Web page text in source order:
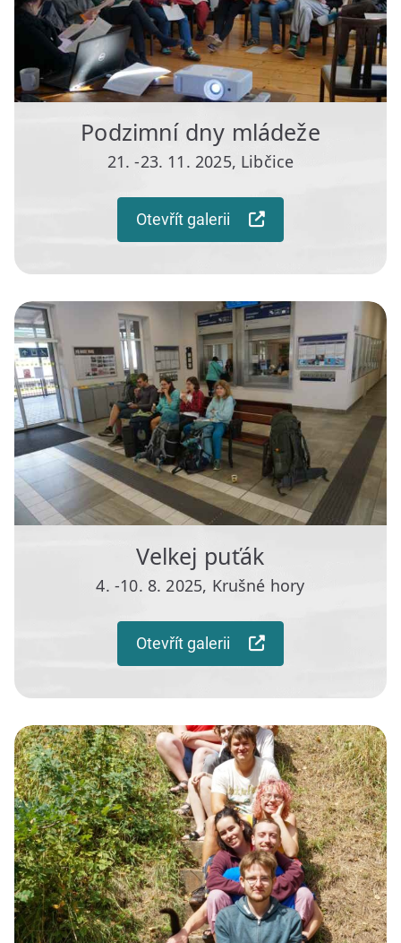
Podzimní dny mládeže
21. -23. 11. 2025, Libčice
Otevřít galerii
Velkej puťák
4. -10. 8. 2025, Krušné hory
Otevřít galerii